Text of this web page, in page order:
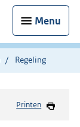
Menu
Regeling
Printen